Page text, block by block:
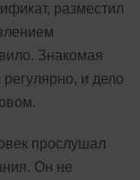
разместил
Знакомая
и дело
прослушал
Он не